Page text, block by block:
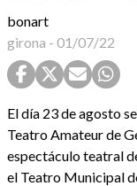
bonart
girona - 01/07/22
El día 23 de agosto
Teatro Amateur de
espectáculo teatral
el Teatro Municipal